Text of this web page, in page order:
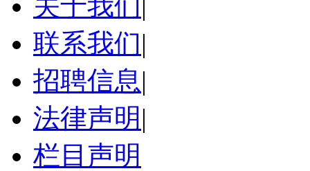
联系我们|
招聘信息|
法律声明 |
栏目声明